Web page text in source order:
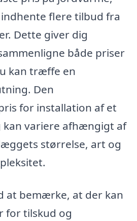
flere tilbud fra
Dette giver dig
både priser
kan træffe en
Den
for installation af et
variere afhængigt af
størrelse, art og
at bemærke, at der kan
for tilskud og